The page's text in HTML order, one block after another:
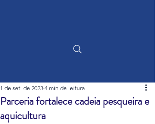
Parceria fortalece cadeia pesqueira e
aquicultura
1 de set. de 2023 4 min de leitura